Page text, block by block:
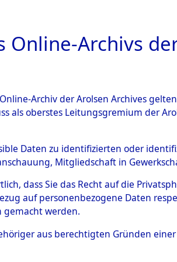
ARCHIVALE INHALT
→Kreis Vechta
Kreis
Übergeordnetes
Archivs
Archiv der Arolsen Archives
als oberstes Leitungsgremium der
Daten zu identifizierten oder
Mitgliedschaft in
dass Sie das Recht auf die
auf personenbezogene Daten
gemacht werden.
aus berechtigten Gründen